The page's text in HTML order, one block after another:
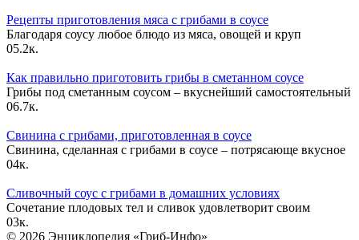
Рецепты приготовления мяса с грибами в соусе
Благодаря соусу любое блюдо из мяса, овощей и круп
05.2к.
Как правильно приготовить грибы в сметанном соусе
Грибы под сметанным соусом – вкуснейший самостоятельный
06.7к.
Свинина с грибами, приготовленная в соусе
Свинина, сделанная с грибами в соусе – потрясающе вкусное
04к.
Сливочный соус с грибами в домашних условиях
Сочетание плодовых тел и сливок удовлетворит своим
03к.
© 2026 Энциклопедия «Гриб-Инфо»